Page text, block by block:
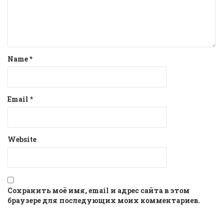
Name*
Email *
Website
Сохранить моё имя, email и адрес сайта в этом
браузере для последующих моих комментариев.